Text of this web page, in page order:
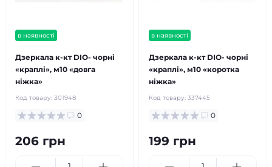
в наявності
Дзеркала к-кт DIO- чорні
«краплі», м10 «довга
ніжка»
Код товару: 301948
0
206 грн
в наявності
Дзеркала к-кт DIO- чорні
«краплі», м10 «коротка
ніжка»
Код товару: 337445
0
199 грн